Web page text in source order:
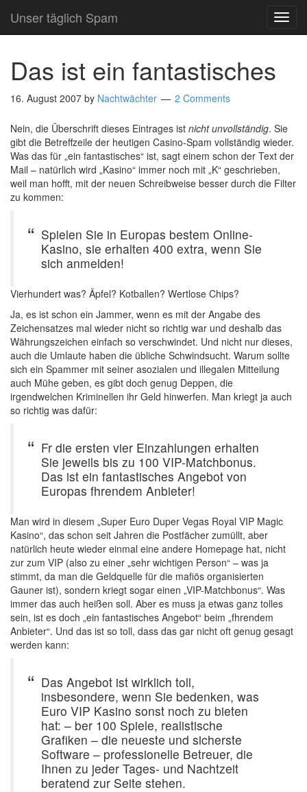
Unser täglich Spam
Das ist ein fantastisches
16. August 2007 by Nachtwächter 2 Comments
Nein, die Überschrift dieses Eintrages ist nicht unvollständig. Sie
gibt die Betreffzeile der heutigen Casino-Spam vollständig wieder.
Was das für „ein fantastisches“ ist, sagt einem schon der Text der
Mail – natürlich wird „Kasino“ immer noch mit „K“ geschrieben,
weil man hofft, mit der neuen Schreibweise besser durch die Filter
zu kommen:
Spielen Sie in Europas bestem Online-
Kasino, sie erhalten 400 extra, wenn Sie
sich anmelden!
Vierhundert was? Äpfel? Kotballen? Wertlose Chips?
Ja, es ist schon ein Jammer, wenn es mit der Angabe des
Zeichensatzes mal wieder nicht so richtig war und deshalb das
Währungszeichen einfach so verschwindet. Und nicht nur dieses,
auch die Umlaute haben die übliche Schwindsucht. Warum sollte
sich ein Spammer mit seiner asozialen und illegalen Mitteilung
auch Mühe geben, es gibt doch genug Deppen, die
irgendwelchen Kriminellen ihr Geld hinwerfen. Man kriegt ja auch
so richtig was dafür:
Fr die ersten vier Einzahlungen erhalten
Sie jeweils bis zu 100 VIP-Matchbonus.
Das ist ein fantastisches Angebot von
Europas fhrendem Anbieter!
Man wird in diesem „Super Euro Duper Vegas Royal VIP Magic
Kasino“, das schon seit Jahren die Postfächer zumüllt, aber
natürlich heute wieder einmal eine andere Homepage hat, nicht
zur zum VIP (also zu einer „sehr wichtigen Person“ – was ja
stimmt, da man die Geldquelle für die mafiös organisierten
Gauner ist), sondern kriegt sogar einen „VIP-Matchbonus“. Was
immer das auch heißen soll. Aber es muss ja etwas ganz tolles
sein, ist es doch „ein fantastisches Angebot“ beim „fhrendem
Anbieter“. Und das ist so toll, dass das gar nicht oft genug gesagt
werden kann:
Das Angebot ist wirklich toll,
insbesondere, wenn Sie bedenken, was
Euro VIP Kasino sonst noch zu bieten
hat: – ber 100 Spiele, realistische
Grafiken – die neueste und sicherste
Software – professionelle Betreuer, die
Ihnen zu jeder Tages- und Nachtzeit
beratend zur Seite stehen.